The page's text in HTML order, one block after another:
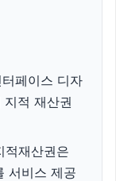
페이스 디자
적 재산권
적재산권은
서비스 제공